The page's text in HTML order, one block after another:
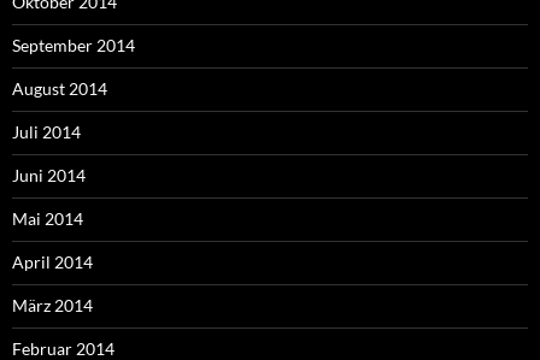
September 2014
August 2014
Juli 2014
Juni 2014
Mai 2014
April 2014
März 2014
Februar 2014